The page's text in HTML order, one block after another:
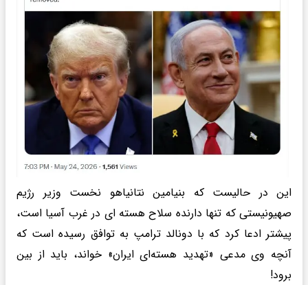
این در حالیست که بنیامین نتانیاهو نخست وزیر رژیم
صهیونیستی که تنها دارنده سلاح هسته‌ ای در غرب آسیا است،
پیشتر ادعا کرد که با دونالد ترامپ به توافق رسیده است که
آنچه وی مدعی «تهدید هسته‌ای ایران» خواند، باید از بین
برود!